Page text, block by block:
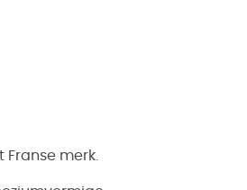
Franse merk.